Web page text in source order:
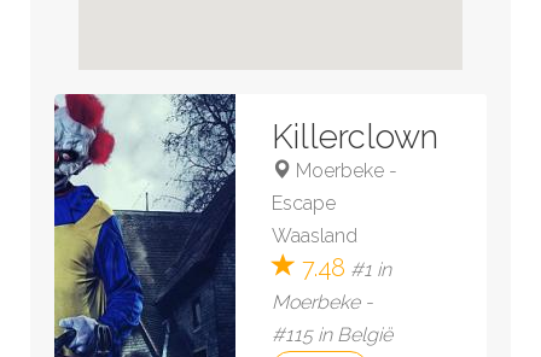
Killerclown
Moerbeke -
Escape
Waasland
7.48 #1 in
Moerbeke -
#115 in België